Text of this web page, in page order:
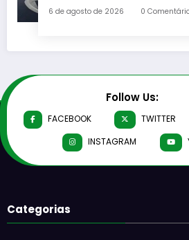
6 de agosto de 2026 0
Follow Us:
FACEBOOK TWITTER
INSTAGRAM
Categorias